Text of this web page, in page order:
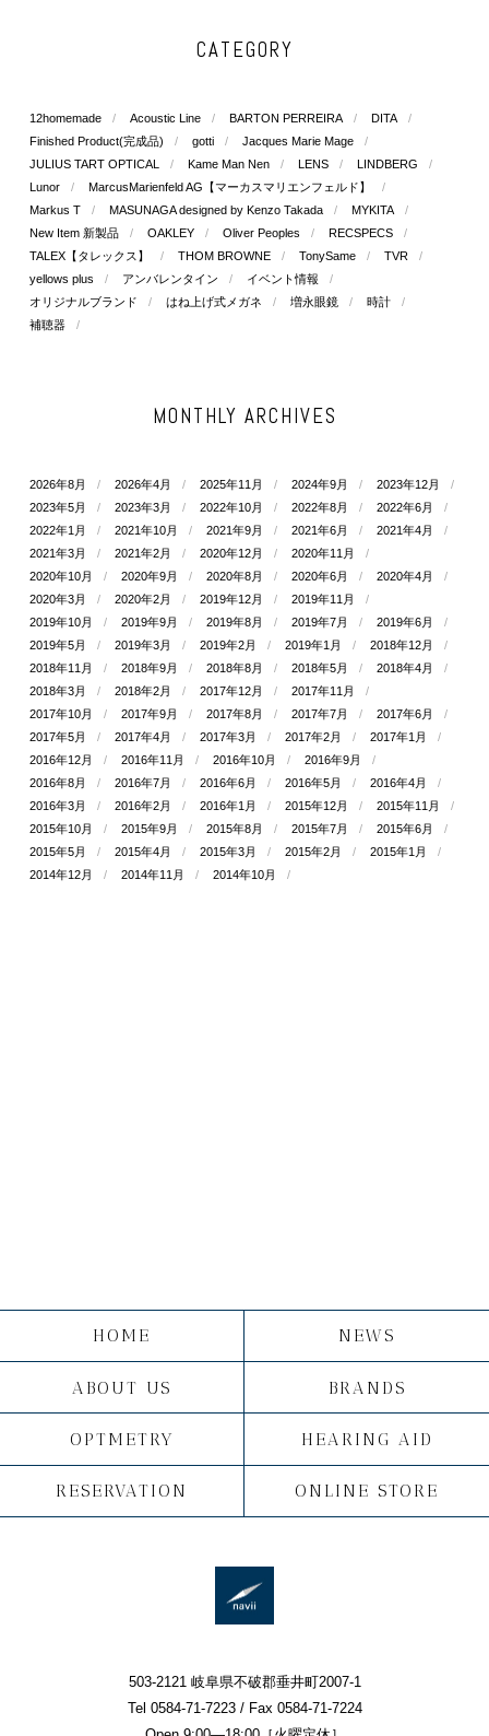
CATEGORY
12homemade Acoustic Line BARTON PERREIRA
DITA
Finished Product(完成品)
gotti
Jacques Marie Mage
JULIUS TART OPTICAL
Kame Man Nen LENS
LINDBERG
Lunor
MarcusMarienfeld AG【マーカスマリエンフェルド】
Markus T
MASUNAGA designed by Kenzo Takada
MYKITA
New Item 新製品
OAKLEY Oliver Peoples
RECSPECS
TALEX【タレックス】
THOM BROWNE TonySame
TVR
yellows plus
アンバレンタイン
イベント情報
オリジナルブランド
はね上げ式メガネ 増永眼鏡
時計
補聴器
MONTHLY ARCHIVES
2026年8月 2026年4月 2025年11月 2024年9月
2023年12月
2023年5月
2023年3月 2022年10月 2022年8月
2022年6月
2022年1月
2021年10月 2021年9月 2021年6月
2021年4月
2021年3月
2021年2月 2020年12月
2020年11月
2020年10月
2020年9月 2020年8月 2020年6月
2020年4月
2020年3月
2020年2月 2019年12月
2019年11月
2019年10月
2019年9月 2019年8月 2019年7月
2019年6月
2019年5月
2019年3月 2019年2月 2019年1月
2018年12月
2018年11月
2018年9月 2018年8月 2018年5月
2018年4月
2018年3月
2018年2月 2017年12月
2017年11月
2017年10月
2017年9月 2017年8月 2017年7月
2017年6月
2017年5月
2017年4月 2017年3月 2017年2月
2017年1月
2016年12月
2016年11月 2016年10月
2016年9月
2016年8月
2016年7月 2016年6月 2016年5月
2016年4月
2016年3月
2016年2月 2016年1月 2015年12月
2015年11月
2015年10月
2015年9月 2015年8月 2015年7月
2015年6月
2015年5月
2015年4月 2015年3月 2015年2月
2015年1月
2014年12月
2014年11月 2014年10月
HOME NEWS
ABOUT US BRANDS
OPTMETRY HEARING AID
RESERVATION ONLINE STORE
503-2121 岐阜県不破郡垂井町2007-1
Tel 0584-71-7223 / Fax 0584-71-7224